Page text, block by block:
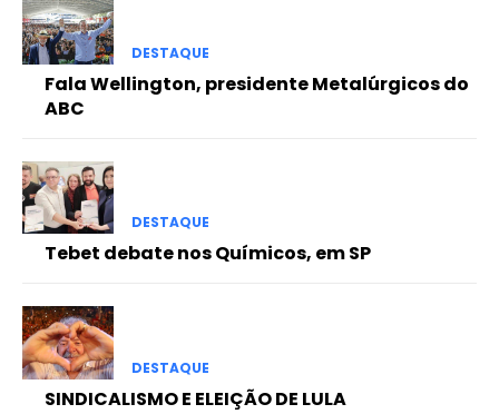
DESTAQUE
Fala Wellington, presidente Metalúrgicos do
ABC
DESTAQUE
Tebet debate nos Químicos, em SP
DESTAQUE
SINDICALISMO E ELEIÇÃO DE LULA